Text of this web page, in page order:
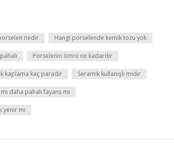
nedir Hangi porselende kemik tozu yok
Porselenin ömrü ne kadardır
kaplama kaç paradır Seramik kullanışlı mıdır
daha pahalı fayans mı
yenir mi